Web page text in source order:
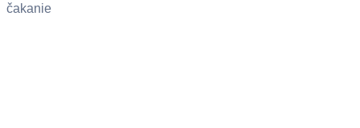
čakanie